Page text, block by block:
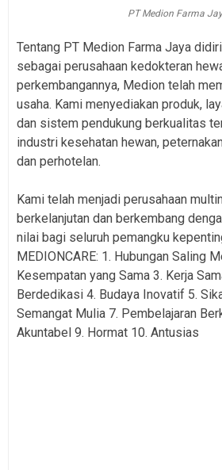
PT Medion Farma
Tentang PT Medion Farma Jaya
sebagai perusahaan kedokteran
perkembangannya, Medion telah
usaha. Kami menyediakan produk,
dan sistem pendukung berkualitas
industri kesehatan hewan,
dan perhotelan.
Kami telah menjadi perusahaan
berkelanjutan dan berkembang
nilai bagi seluruh pemangku
MEDIONCARE: 1. Hubungan Saling
Kesempatan yang Sama 3. Kerja
Berdedikasi 4. Budaya Inovatif 5.
Semangat Mulia 7. Pembelajaran
Akuntabel 9. Hormat 10. Antusias